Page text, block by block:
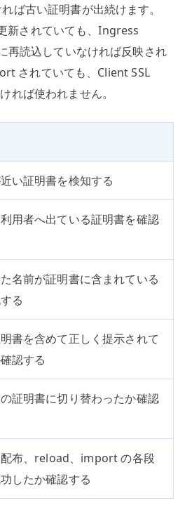
ば古い証明書が出続けます。
新されていても、Ingress
読込していなければ反映され
されていても、Client SSL
れば使われません。
い証明書を検知する
用者へ出ている証明書を確認
名前が証明書に含まれている
る
書を含めて正しく提示されて
認する
証明書に切り替わったか確認
布、reload、import の各段
したか確認する